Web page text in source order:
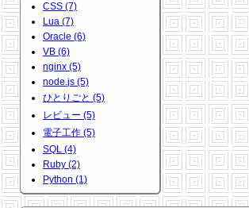
CSS (7)
Lua (7)
Oracle (6)
VB (6)
nginx (5)
node.js (5)
ひとりごと (5)
レビュー (5)
電子工作 (5)
SQL (4)
Ruby (2)
Python (1)